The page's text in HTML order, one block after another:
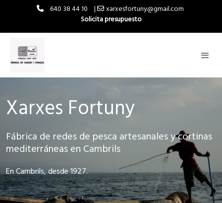
640 38 44 10 |
xarxesfortuny@gmail.com
Solicita presupuesto
Xarxes Fortuny
Fábrica de redes de pesca artesanales y cortinas
mediterráneas en Cambrils
En Cambrils, desde 1927.
S